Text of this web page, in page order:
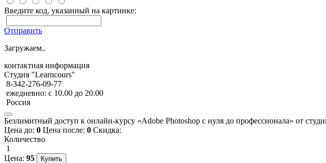
Введите код, указанный на картинке:
Отправить
Загружаем..
контактная информация
Студия "Learncours"
8-342-276-09-77
ежедневно: с 10.00 до 20.00
Россия
Безлимитный доступ к онлайн-курсу «Adobe Photoshop с нуля до профессионала» от
Цена до: 0 Цена после: 0 Скидка:
Количество
1
Цена: 95